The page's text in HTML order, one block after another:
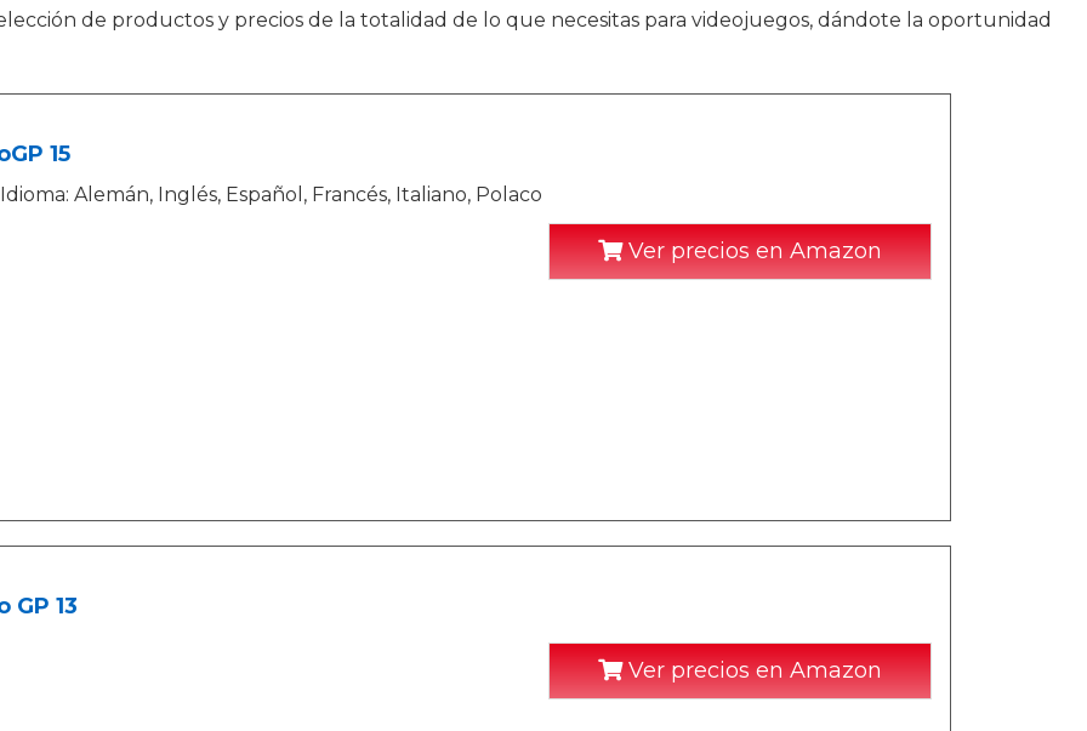
de productos y precios de la totalidad de lo que necesitas para videojuegos, dándote la oportunidad
15
Idioma: Alemán, Inglés, Español, Francés, Italiano, Polaco
Ver precios en Amazon
GP 13
Ver precios en Amazon